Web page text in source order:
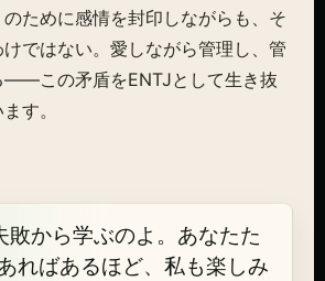
ために感情を封印しながらも、そ
ではない。愛しながら管理し、管
——この矛盾をENTJとして生き抜
す。
敗から学ぶのよ。あなたた
ればあるほど、私も楽しみ